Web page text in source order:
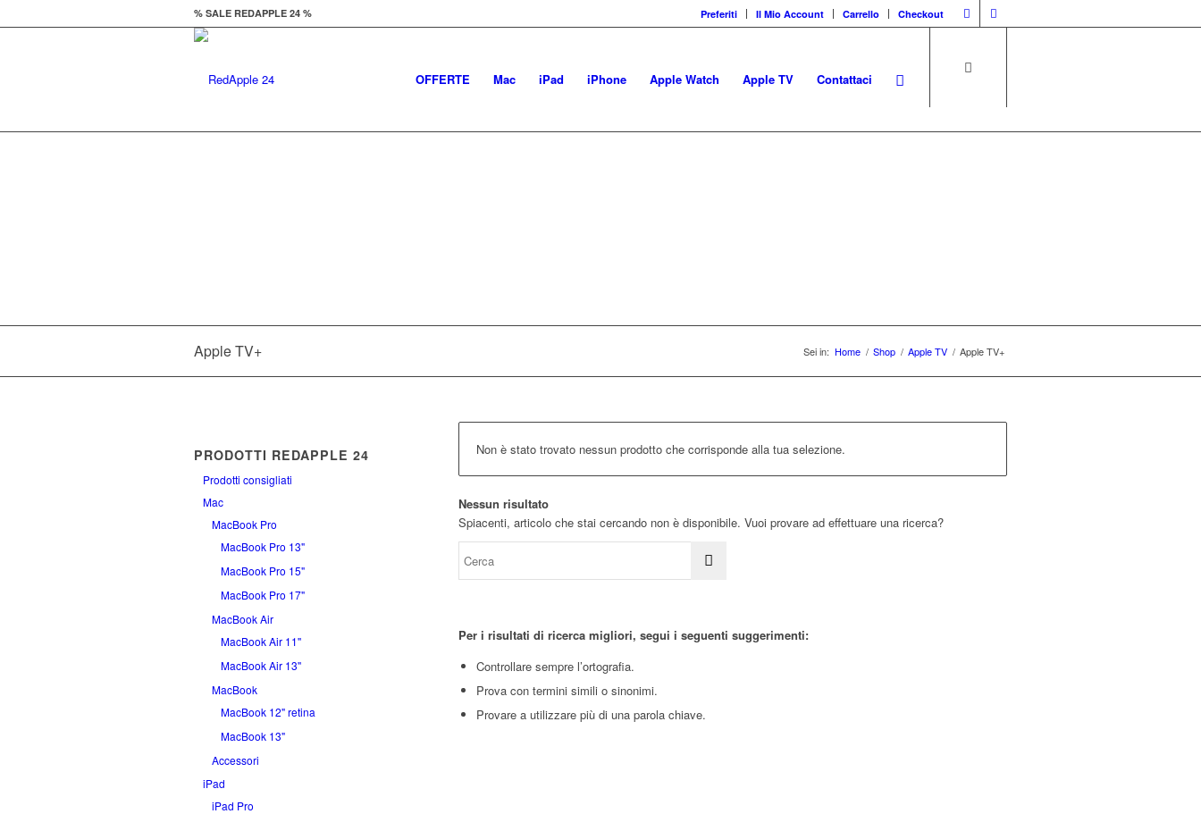
Preferiti Il Mio Account Carrello Checkout
% SALE REDAPPLE 24 %
OFFERTE Mac iPad iPhone Apple Watch Apple TV Contattaci
Apple TV+ Sei in: Home / Shop / Apple TV / Apple TV+
Non è stato trovato nessun prodotto che corrisponde alla tua selezione.
Nessun risultato
Spiacenti, articolo che stai cercando non è disponibile. Vuoi provare ad effettuare una ricerca?
Per i risultati di ricerca migliori, segui i seguenti suggerimenti:
Controllare sempre l’ortografia.
Prova con termini simili o sinonimi.
Provare a utilizzare più di una parola chiave.
PRODOTTI REDAPPLE 24
Prodotti consigliati
Mac
MacBook Pro
MacBook Pro 13"
MacBook Pro 15"
MacBook Pro 17"
MacBook Air
MacBook Air 11''
MacBook Air 13''
MacBook
MacBook 12" retina
MacBook 13"
Accessori
iPad
iPad Pro